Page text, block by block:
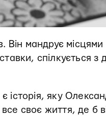
Він мандрує місцями
спілкується
яку
своє життя, де б